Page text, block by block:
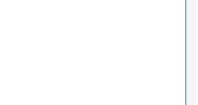
تجمع بين الحداثة والجودة
قصيرة أن تكتسب ثقة العملاء
عالية في التصميم والبناء